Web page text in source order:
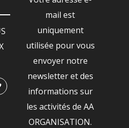
mail est
uniquement
utilisée pour vous
envoyer notre
newsletter et des
informations sur
les activités de AA
ORGANISATION.